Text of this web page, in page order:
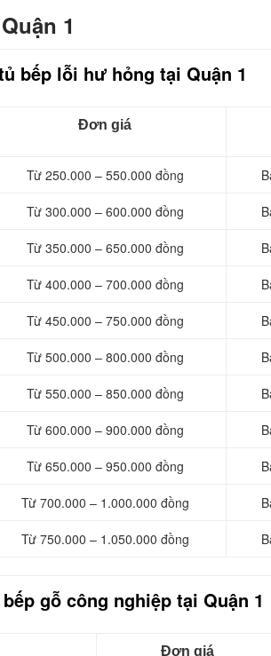
1
bếp lỗi hư hỏng tại Quận 1
Đơn giá
Từ 250.000 – 550.000 đồng
Từ 300.000 – 600.000 đồng
Từ 350.000 – 650.000 đồng
Từ 400.000 – 700.000 đồng
Từ 450.000 – 750.000 đồng
Từ 500.000 – 800.000 đồng
Từ 550.000 – 850.000 đồng
Từ 600.000 – 900.000 đồng
Từ 650.000 – 950.000 đồng
Từ 700.000 – 1.000.000 đồng
Từ 750.000 – 1.050.000 đồng
gỗ công nghiệp tại Quận 1
Đơn giá